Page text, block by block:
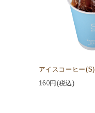
アイスコーヒー(S)
160円(税込)